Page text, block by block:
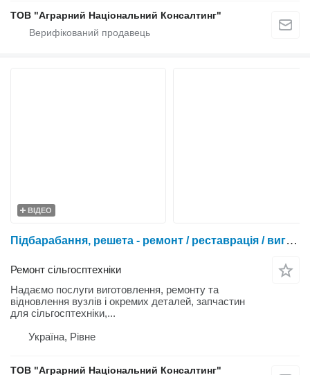
ТОВ "Аграрний Національний Консалтинг"
ВІДЕО
Підбарабання, решета - ремонт / реставрація / виготовлення. Ремонт деталей с/г та спецтехніки - комбайнів, жниварок, тракторів, сівалок, навантажувачів та ін
Ремонт сільгосптехніки
Надаємо послуги виготовлення, ремонту та
відновлення вузлів і окремих деталей, запчастин
для сільгосптехніки,...
Україна, Рівне
ТОВ "Аграрний Національний Консалтинг"